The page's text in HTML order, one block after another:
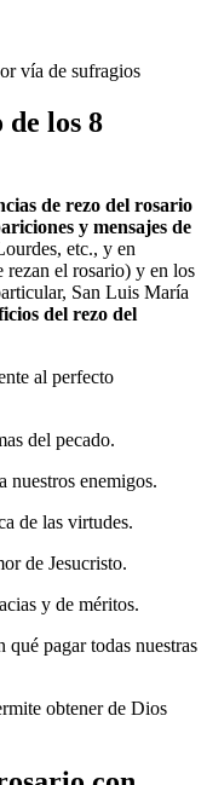
vía de sufragios
de los 8
de rezo del rosario
y mensajes de
etc., y en
rezan el rosario) y en los
San Luis María
del rezo del
al perfecto
del pecado.
nuestros enemigos.
de las virtudes.
de Jesucristo.
y de méritos.
pagar todas nuestras
obtener de Dios